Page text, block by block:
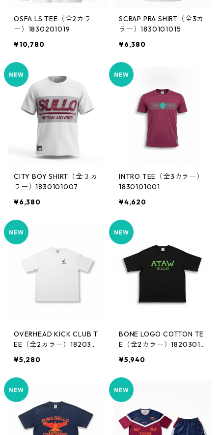
OSFA LS TEE（全2カラ
ー）1830201019
¥10,780
SCRAP PRA SHIRT（全3カ
ラー）1830101015
¥6,380
CITY BOY SHIRT（全３カ
ラー）1830101007
¥6,380
INTRO TEE（全3カラー）
1830101001
¥4,620
OVERHEAD KICK CLUB T
EE（全2カラー）1820301
¥5,280
BONE LOGO COTTON TE
E（全2カラー）18203010
¥5,940